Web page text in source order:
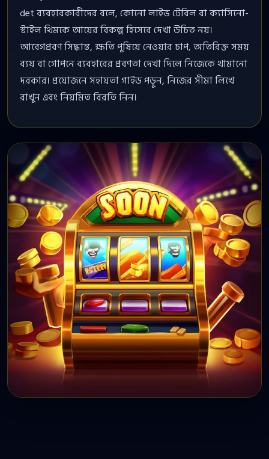
det ব্যবহারকারীদের বলে, কোনো লাইভ টেবিল বা ক্যাসিনো-
স্টাইল থিমকে আয়ের বিকল্প হিসেবে দেখা উচিত নয়।
আবেগপ্রবণ সিদ্ধান্ত, ক্ষতি পুষিয়ে নেওয়ার চাপ, অতিরিক্ত সময়
ব্যয় বা গোপনে ব্যবহারের প্রবণতা দেখা দিলে নিজেকে থামানো
দরকার। প্রয়োজনে সহায়তা গাইড পড়ুন, নিজের সীমা লিখে
রাখুন এবং নিয়মিত বিরতি নিন।